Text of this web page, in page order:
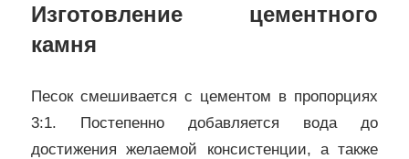
Изготовление цементного
камня
Песок смешивается с цементом в пропорциях
3:1. Постепенно добавляется вода до
достижения желаемой консистенции, а также